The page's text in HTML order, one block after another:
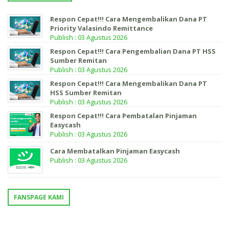
Respon Cepat!!! Cara Mengembalikan Dana PT
Priority Valasindo Remittance
Publish : 03 Agustus 2026
Respon Cepat!!! Cara Pengembalian Dana PT HSS
Sumber Remitan
Publish : 03 Agustus 2026
Respon Cepat!!! Cara Mengembalikan Dana PT
HSS Sumber Remitan
Publish : 03 Agustus 2026
Respon Cepat!!! Cara Pembatalan Pinjaman
Easycash
Publish : 03 Agustus 2026
Cara Membatalkan Pinjaman Easycash
Publish : 03 Agustus 2026
FANSPAGE KAMI